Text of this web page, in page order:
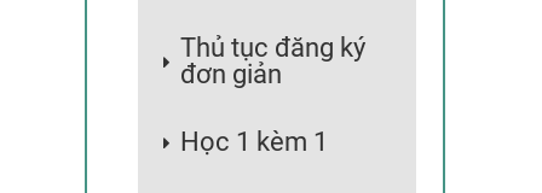
Thủ tục đăng ký
đơn giản
Học 1 kèm 1